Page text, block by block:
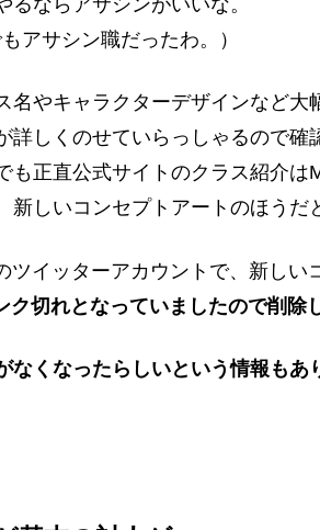
るならアサシンがいいな。
アサシン職だったわ。）
名やキャラクターデザインなど大
詳しくのせていらっしゃるので
も正直公式サイトのクラス紹介
新しいコンセプトアートのほうだ
ツイッターアカウントで、新し
切れとなっていましたので削除
なくなったらしいという情報もあ